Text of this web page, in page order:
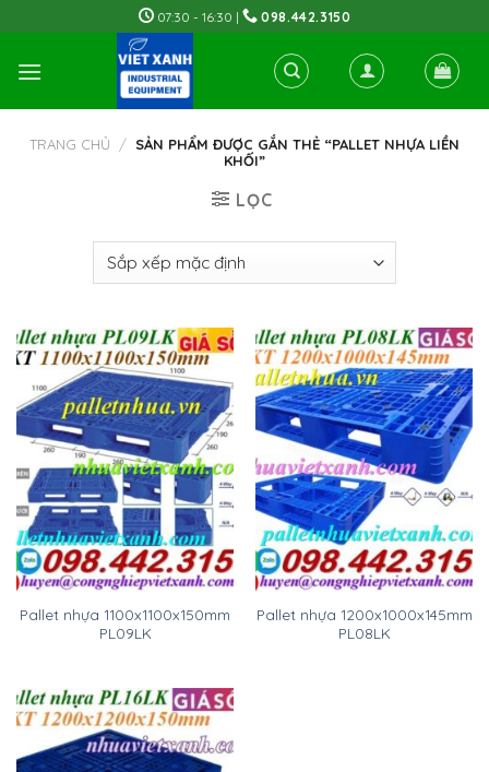
to
content
07:30 - 16:30 | 098.442.3150
TRANG CHỦ / SẢN PHẨM ĐƯỢC GẮN THẺ “PALLET NHỰA LIỀN
KHỐI”
LỌC
Pallet nhựa 1100x1100x150mm
PL09LK
Pallet nhựa 1200x1000x145mm
PL08LK